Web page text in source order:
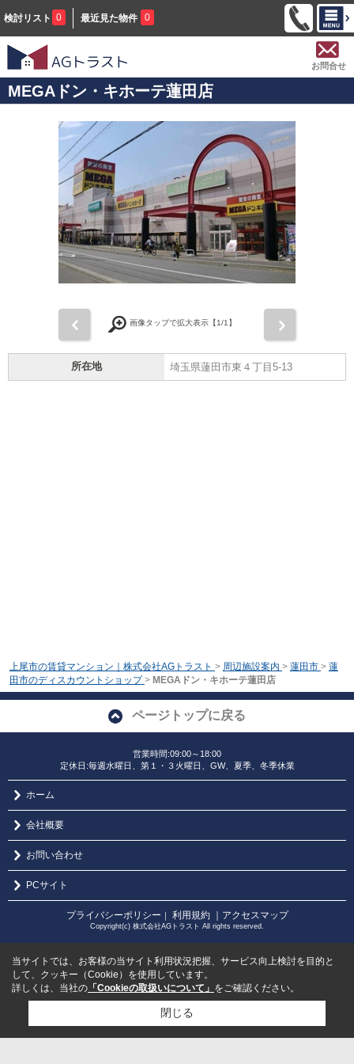
検討リスト 0 最近見た物件 0
お問合せ
MEGAドン・キホーテ蓮田店
画像タップで拡大表示【1/1】
所在地 埼玉県蓮田市東４丁目5-13
上尾市の賃貸マンション｜株式会社AGトラスト > 周辺施設案内 > 蓮田市 > 蓮
田市のディスカウントショップ > MEGAドン・キホーテ蓮田店
ページトップに戻る
営業時間:09:00～18:00
定休日:毎週水曜日、第１・３火曜日、GW、夏季、冬季休業
ホーム
会社概要
お問い合わせ
PCサイト
プライバシーポリシー ｜ 利用規約 ｜アクセスマップ
Copyright(c) 株式会社AGトラスト All rights reserved.
当サイトでは、お客様の当サイト利用状況把握、サービス向上検討を目的と
して、クッキー（Cookie）を使用しています。
詳しくは、当社の 「Cookieの取扱いについて」 をご確認ください。
閉じる